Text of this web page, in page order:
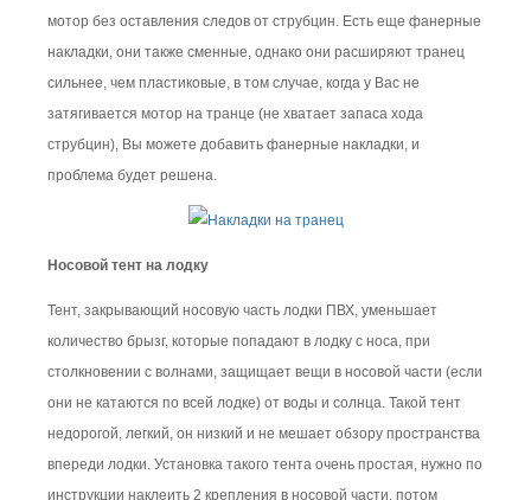
мотор без оставления следов от струбцин. Есть еще фанерные
накладки, они также сменные, однако они расширяют транец
сильнее, чем пластиковые, в том случае, когда у Вас не
затягивается мотор на транце (не хватает запаса хода
струбцин), Вы можете добавить фанерные накладки, и
проблема будет решена.
Носовой тент на лодку
Тент, закрывающий носовую часть лодки ПВХ, уменьшает
количество брызг, которые попадают в лодку с носа, при
столкновении с волнами, защищает вещи в носовой части (если
они не катаются по всей лодке) от воды и солнца. Такой тент
недорогой, легкий, он низкий и не мешает обзору пространства
впереди лодки. Установка такого тента очень простая, нужно по
инструкции наклеить 2 крепления в носовой части, потом